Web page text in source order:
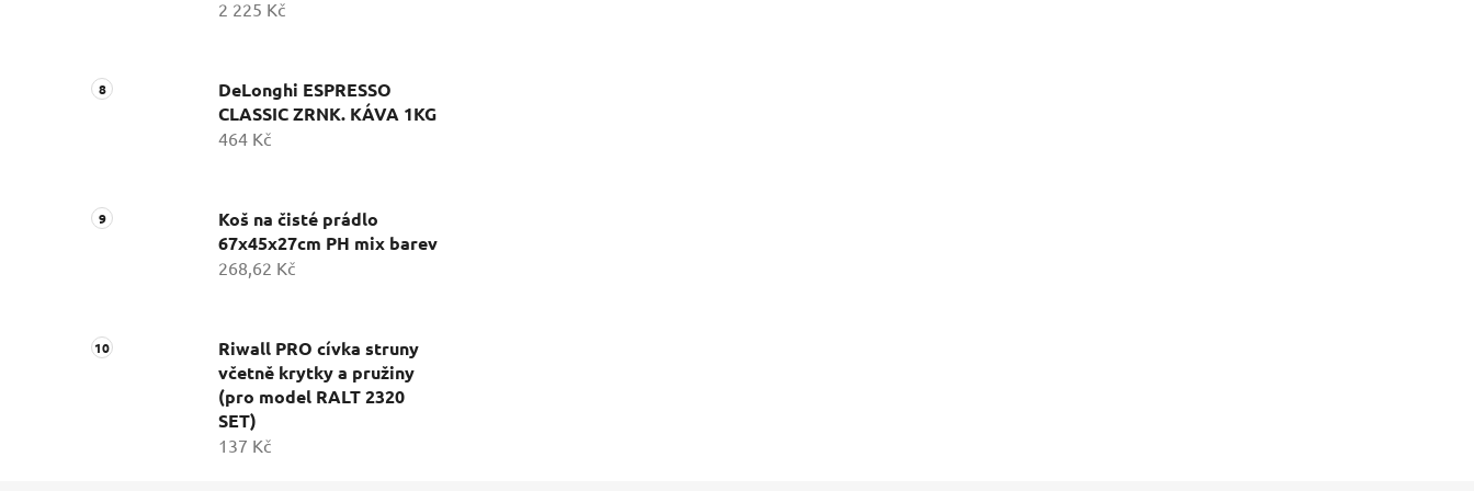
2 225 Kč
DeLonghi ESPRESSO
CLASSIC ZRNK. KÁVA 1KG
464 Kč
Koš na čisté prádlo
67x45x27cm PH mix barev
268,62 Kč
Riwall PRO cívka struny
včetně krytky a pružiny
(pro model RALT 2320
SET)
137 Kč